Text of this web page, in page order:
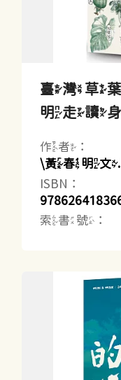
臺灣草
明走讀
作者：
\黃春明文
ISBN：
索書號：